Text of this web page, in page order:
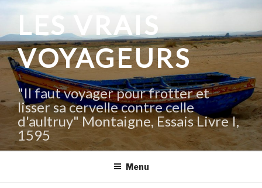
contenu
principal
LES VRAIS
VOYAGEURS
"Il faut voyager pour frotter et
lisser sa cervelle contre celle
d'aultruy" Montaigne, Essais Livre I,
1595
Menu